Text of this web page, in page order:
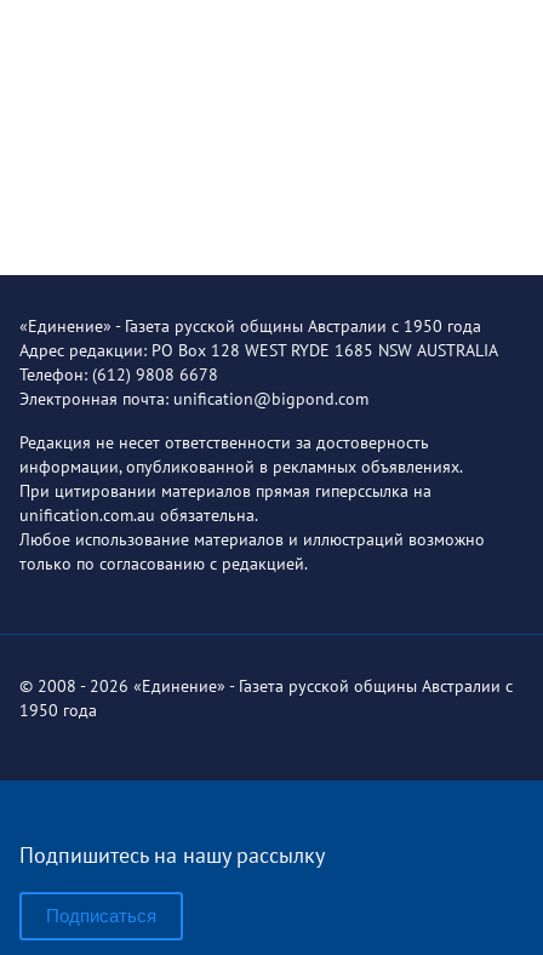
«Единение» - Газета русской общины Австралии с 1950 года
Адрес редакции: PO Box 128 WEST RYDE 1685 NSW AUSTRALIA
Телефон: (612) 9808 6678
Электронная почта: unification@bigpond.com
Редакция не несет ответственности за достоверность
информации, опубликованной в рекламных объявлениях.
При цитировании материалов прямая гиперссылка на
unification.com.au обязательна.
Любое использование материалов и иллюстраций возможно
только по согласованию с редакцией.
© 2008 - 2026 «Единение» - Газета русской общины Австралии с
1950 года
Подпишитесь на нашу рассылку
Подписаться